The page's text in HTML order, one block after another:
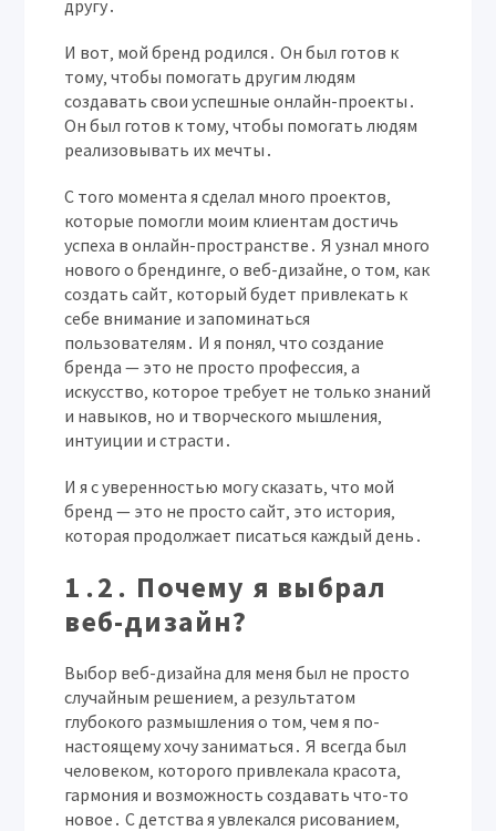
другу․
И вот‚ мой бренд родился․ Он был готов к
тому‚ чтобы помогать другим людям
создавать свои успешные онлайн-проекты․
Он был готов к тому‚ чтобы помогать людям
реализовывать их мечты․
С того момента я сделал много проектов‚
которые помогли моим клиентам достичь
успеха в онлайн-пространстве․ Я узнал много
нового о брендинге‚ о веб-дизайне‚ о том‚ как
создать сайт‚ который будет привлекать к
себе внимание и запоминаться
пользователям․ И я понял‚ что создание
бренда — это не просто профессия‚ а
искусство‚ которое требует не только знаний
и навыков‚ но и творческого мышления‚
интуиции и страсти․
И я с уверенностью могу сказать‚ что мой
бренд — это не просто сайт‚ это история‚
которая продолжает писаться каждый день․
1․2․ Почему я выбрал
веб-дизайн?
Выбор веб-дизайна для меня был не просто
случайным решением‚ а результатом
глубокого размышления о том‚ чем я по-
настоящему хочу заниматься․ Я всегда был
человеком‚ которого привлекала красота‚
гармония и возможность создавать что-то
новое․ С детства я увлекался рисованием‚